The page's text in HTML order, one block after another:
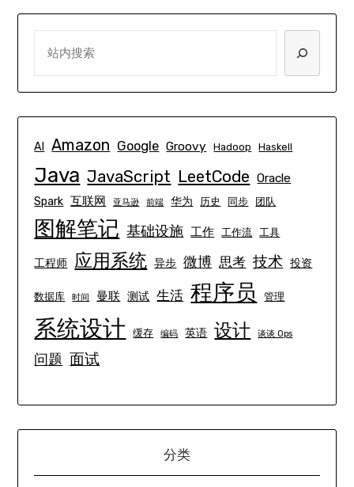
AI Amazon Google Groovy Hadoop Haskell
Java JavaScript LeetCode Oracle
Spark 互联网 亚马逊 前端 华为 历史 同步 团队
图解笔记 基础设施 工作 工作流 工具
工程师 应用系统 异步 微博 思考 技术 投资
数据库 时间 曼联 测试 生活 程序员 管理
系统设计 缓存 编码 英语 设计 谈谈 Ops
问题 面试
分类